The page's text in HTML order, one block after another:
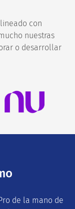
con
nuestras
o desarrollar
de la mano de